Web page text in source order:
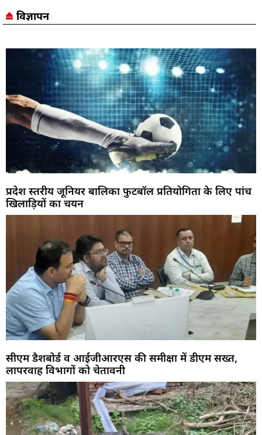
विज्ञापन
प्रदेश स्तरीय जूनियर बालिका फुटबॉल प्रतियोगिता के लिए पांच
खिलाड़ियों का चयन
सीएम डैशबोर्ड व आईजीआरएस की समीक्षा में डीएम सख्त,
लापरवाह विभागों को चेतावनी